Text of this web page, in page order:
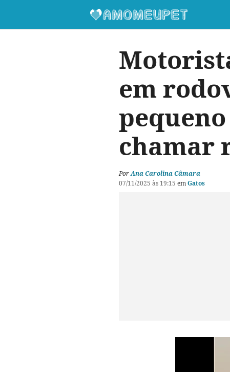
em
chamar
PorAna Carolina Câmara
07/11/2025 às 19:15 emGatos